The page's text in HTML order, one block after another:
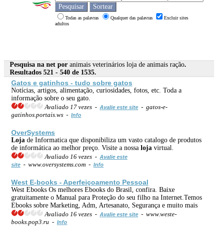
Todas as palavras Qualquer das palavras
Excluir sites
adultos
Pesquisa na net por animais veterinários loja de animais ração.
Resultados 521 - 540 de 1535.
Gatos e gatinhos - tudo sobre gatos
Notícias, artigos, alimentação, curiosidades, fotos, etc. Toda a
informação sobre o seu gato.
Avaliado 17 vezes - Avalie este site - gatos-e-
gatinhos.portais.ws - Info
OverSystems
Loja de Informatica que disponibiliza um vasto catalogo de produtos
de informática ao melhor preço. Visite a nossa loja virtual.
Avaliado 16 vezes - Avalie este
site - www.oversystems.com - Info
West E-books - Aperfeiçoamento Pessoal
West Ebooks Os melhores Ebooks do Brasil, confira. Baixe
gratuitamente o Manual para Proteção do seu filho na Internet.Temos
Ebooks sobre Marketing, Adm, Artesanato, Segurança e muito mais
Avaliado 16 vezes - Avalie este site - www.weste-
books.pop3.ru - Info